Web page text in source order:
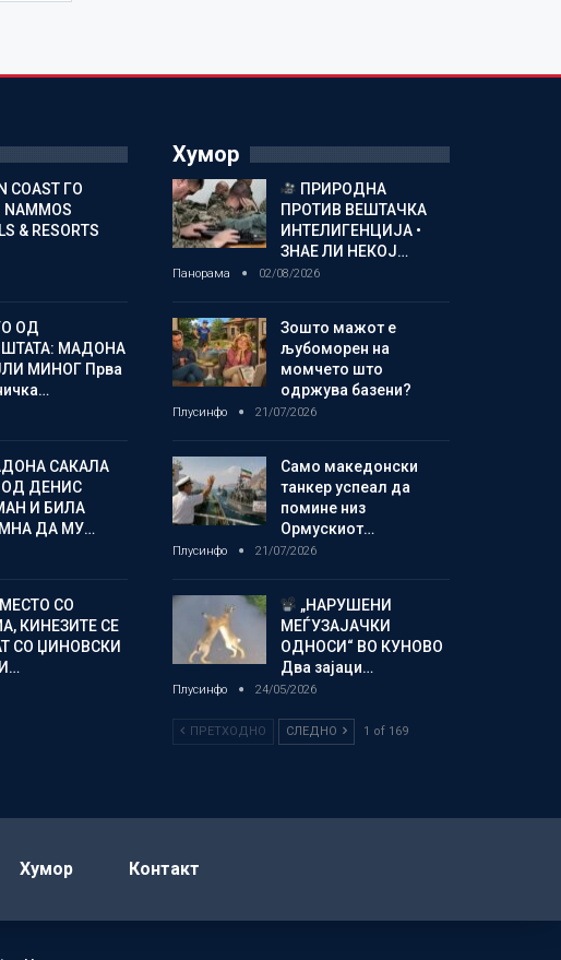
COAST ГО
& RESORTS
ОД
МАДОНА
МИНОГ Прва
САКАЛА
ОД ДЕНИС
И БИЛА
ДА МУ…
СО
КИНЕЗИТЕ СЕ
СО ЏИНОВСКИ
Хумор
ПРИРОДНА
ПРОТИВ ВЕШТАЧКА
ИНТЕЛИГЕНЦИЈА •
ЗНАЕ ЛИ НЕКОЈ…
Панорама 02/08/2026
Зошто мажот е
љубоморен на
момчето што
одржува базени?
Плусинфо 21/07/2026
Само македонски
танкер успеал да
помине низ
Ормускиот…
Плусинфо 21/07/2026
„НАРУШЕНИ
МЕЃУЗАЈАЧКИ
ОДНОСИ“ ВО КУНОВО
Два зајаци…
Плусинфо 24/05/2026
ПРЕТХОДНО СЛЕДНО 1 of 169
Хумор Контакт